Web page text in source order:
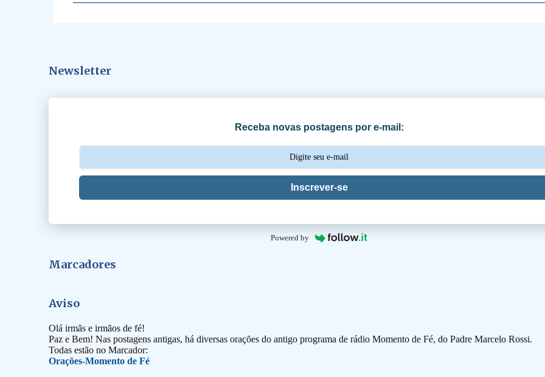
á
i
Newsletter
Receba novas postagens por e-mail:
Inscrever-se
Powered by
Marcadores
Aviso
Olá irmãs e irmãos de fé!
Paz e Bem! Nas postagens antigas, há diversas orações do antigo programa de rádio Momento de Fé, do Padre Marcelo Rossi.
Todas estão no Marcador:
Orações-Momento de Fé